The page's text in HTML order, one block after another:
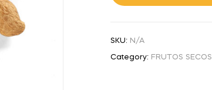
SKU: N/A
Category: FRUTOS SECOS